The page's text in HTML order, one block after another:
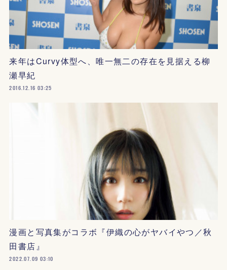
来年はCurvy体型へ、唯一無二の存在を見据える柳
瀬早紀
2016.12.16 03:25
漫画と写真集がコラボ『伊織の心がヤバイやつ／秋
田書店』
2022.07.09 03:10